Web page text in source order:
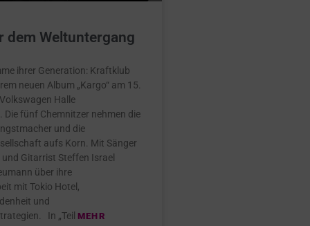
dem Weltuntergang
ihrer Generation: Kraftklub
neuen Album „Kargo“ am 15.
Halle
Die fünf Chemnitzer nehmen die
und die
aufs Korn. Mit Sänger
Gitarrist Steffen Israel
über ihre
mit Tokio Hotel,
und
In „Teil MEHR